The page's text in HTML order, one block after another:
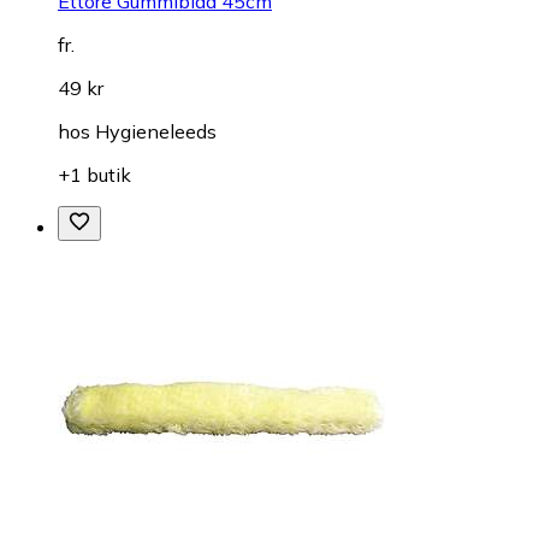
fr.
49 kr
hos Hygieneleeds
+1 butik